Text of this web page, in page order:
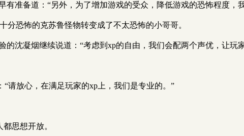
准备道：“另外，为了增加游戏的受众，降低游戏的恐怖程度，
恐怖的克苏鲁怪物转变成了不太恐怖的小哥哥。
沈凝烟继续说道：“考虑到xp的自由，我们会配两个声优，让玩
请放心，在满足玩家的xp上，我们是专业的。”
思想开放。